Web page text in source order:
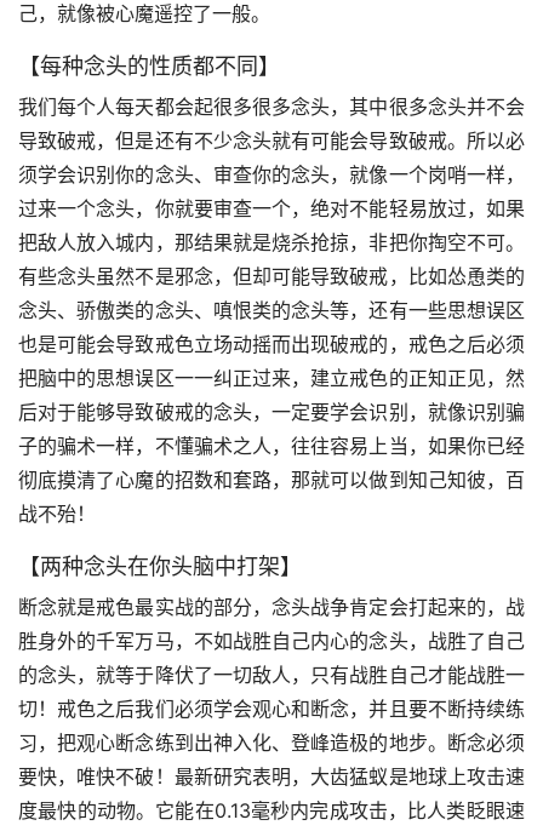
己，就像被心魔遥控了一般。
【每种念头的性质都不同】
我们每个人每天都会起很多很多念头，其中很多念头并不会
导致破戒，但是还有不少念头就有可能会导致破戒。所以必
须学会识别你的念头、审查你的念头，就像一个岗哨一样，
过来一个念头，你就要审查一个，绝对不能轻易放过，如果
把敌人放入城内，那结果就是烧杀抢掠，非把你掏空不可。
有些念头虽然不是邪念，但却可能导致破戒，比如怂恿类的
念头、骄傲类的念头、嗔恨类的念头等，还有一些思想误区
也是可能会导致戒色立场动摇而出现破戒的，戒色之后必须
把脑中的思想误区一一纠正过来，建立戒色的正知正见，然
后对于能够导致破戒的念头，一定要学会识别，就像识别骗
子的骗术一样，不懂骗术之人，往往容易上当，如果你已经
彻底摸清了心魔的招数和套路，那就可以做到知己知彼，百
战不殆！
【两种念头在你头脑中打架】
断念就是戒色最实战的部分，念头战争肯定会打起来的，战
胜身外的千军万马，不如战胜自己内心的念头，战胜了自己
的念头，就等于降伏了一切敌人，只有战胜自己才能战胜一
切！戒色之后我们必须学会观心和断念，并且要不断持续练
习，把观心断念练到出神入化、登峰造极的地步。断念必须
要快，唯快不破！最新研究表明，大齿猛蚁是地球上攻击速
度最快的动物。它能在0.13毫秒内完成攻击，比人类眨眼速